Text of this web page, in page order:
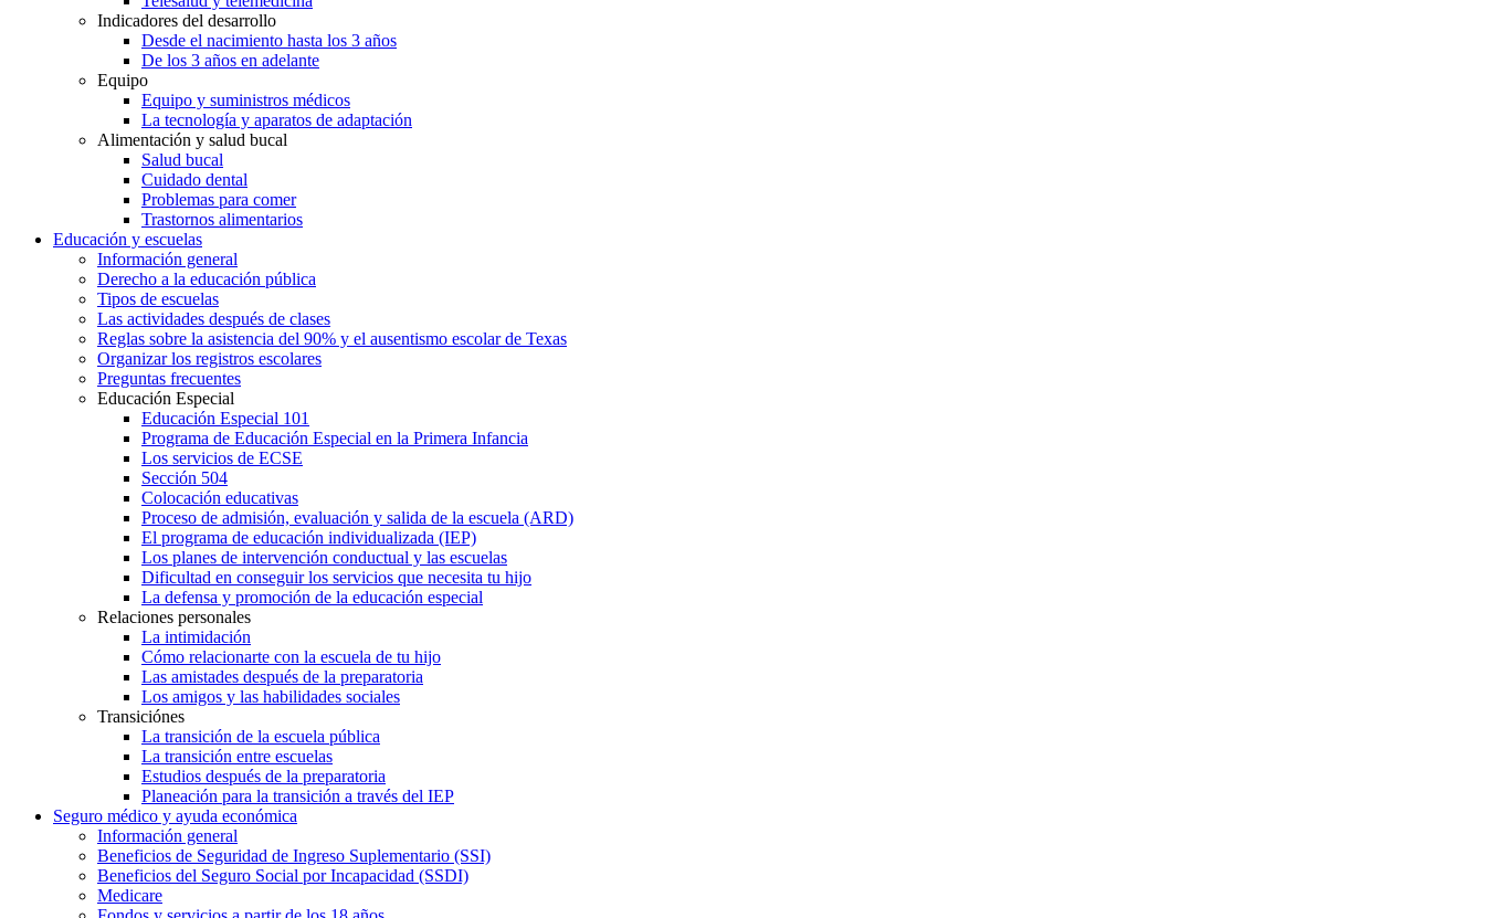
Indicadores del desarrollo
Desde el nacimiento hasta los 3 años
De los 3 años en adelante
Equipo
Equipo y suministros médicos
La tecnología y aparatos de adaptación
Alimentación y salud bucal
Salud bucal
Cuidado dental
Problemas para comer
Trastornos alimentarios
Educación y escuelas
Información general
Derecho a la educación pública
Tipos de escuelas
Las actividades después de clases
Reglas sobre la asistencia del 90% y el ausentismo escolar de Texas
Organizar los registros escolares
Preguntas frecuentes
Educación Especial
Educación Especial 101
Programa de Educación Especial en la Primera Infancia
Los servicios de ECSE
Sección 504
Colocación educativas
Proceso de admisión, evaluación y salida de la escuela (ARD)
El programa de educación individualizada (IEP)
Los planes de intervención conductual y las escuelas
Dificultad en conseguir los servicios que necesita tu hijo
La defensa y promoción de la educación especial
Relaciones personales
La intimidación
Cómo relacionarte con la escuela de tu hijo
Las amistades después de la preparatoria
Los amigos y las habilidades sociales
Transiciónes
La transición de la escuela pública
La transición entre escuelas
Estudios después de la preparatoria
Planeación para la transición a través del IEP
Seguro médico y ayuda económica
Información general
Beneficios de Seguridad de Ingreso Suplementario (SSI)
Beneficios del Seguro Social por Incapacidad (SSDI)
Medicare